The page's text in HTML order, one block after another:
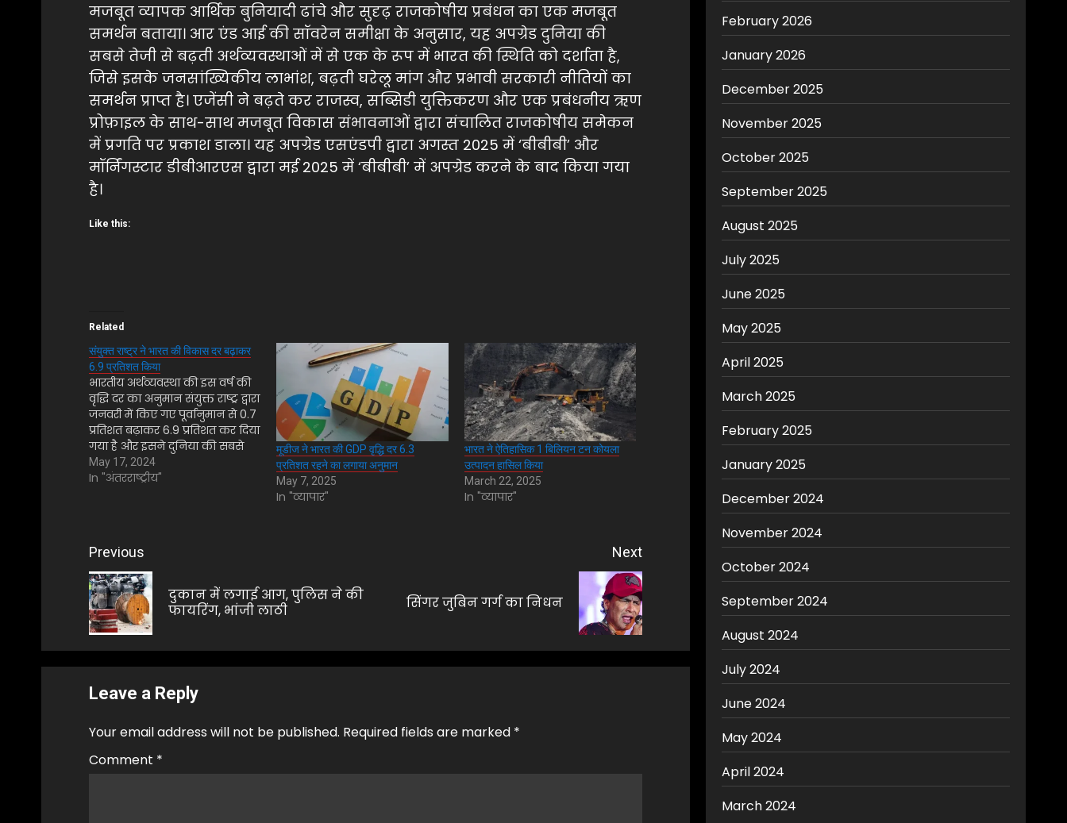
मजबूत व्यापक आर्थिक बुनियादी ढांचे और सुदृढ़ राजकोषीय प्रबंधन का एक मजबूत
समर्थन बताया। आर एंड आई की सॉवरेन समीक्षा के अनुसार, यह अपग्रेड दुनिया की
सबसे तेजी से बढ़ती अर्थव्यवस्थाओं में से एक के रूप में भारत की स्थिति को दर्शाता है,
जिसे इसके जनसांख्यिकीय लाभांश, बढ़ती घरेलू मांग और प्रभावी सरकारी नीतियों का
समर्थन प्राप्त है। एजेंसी ने बढ़ते कर राजस्व, सब्सिडी युक्तिकरण और एक प्रबंधनीय ऋण
प्रोफ़ाइल के साथ-साथ मजबूत विकास संभावनाओं द्वारा संचालित राजकोषीय समेकन
में प्रगति पर प्रकाश डाला। यह अपग्रेड एसएंडपी द्वारा अगस्त 2025 में ‘बीबीबी’ और
मॉर्निंगस्टार डीबीआरएस द्वारा मई 2025 में ‘बीबीबी’ में अपग्रेड करने के बाद किया गया
है।
Like this:
Related
संयुक्त राष्ट्र ने भारत की विकास दर बढ़ाकर
6.9 प्रतिशत किया
भारतीय अर्थव्यवस्था की इस वर्ष की
वृद्धि दर का अनुमान संयुक्त राष्ट्र द्वारा
जनवरी में किए गए पूर्वानुमान से 0.7
प्रतिशत बढ़ाकर 6.9 प्रतिशत कर दिया
गया है और इसने दुनिया की सबसे
तेजी से बढ़ती बड़ी अर्थव्यवस्था के रूप
में अपनी स्थिति बरकरार रखी है।
May 17, 2024
In "अंतरराष्ट्रीय"
मूडीज ने भारत की GDP वृद्धि दर 6.3
प्रतिशत रहने का लगाया अनुमान
May 7, 2025
In "व्यापार"
भारत ने ऐतिहासिक 1 बिलियन टन कोयला
उत्पादन हासिल किया
March 22, 2025
In "व्यापार"
Post
navigation
Previous
Previous
दुकान में लगाई आग, पुलिस ने की
फायरिंग, भांजी लाठी
Next
सिंगर जुबिन गर्ग का निधन
Leave a Reply
Your email address will not be published. Required fields are marked *
Comment *
February 2026
January 2026
December 2025
November 2025
October 2025
September 2025
August 2025
July 2025
June 2025
May 2025
April 2025
March 2025
February 2025
January 2025
December 2024
November 2024
October 2024
September 2024
August 2024
July 2024
June 2024
May 2024
April 2024
March 2024